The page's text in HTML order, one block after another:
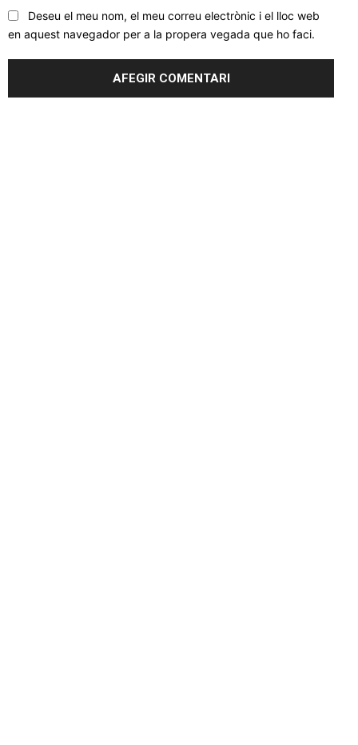
Deseu el meu nom, el meu correu electrònic i el lloc web
en aquest navegador per a la propera vegada que ho faci.